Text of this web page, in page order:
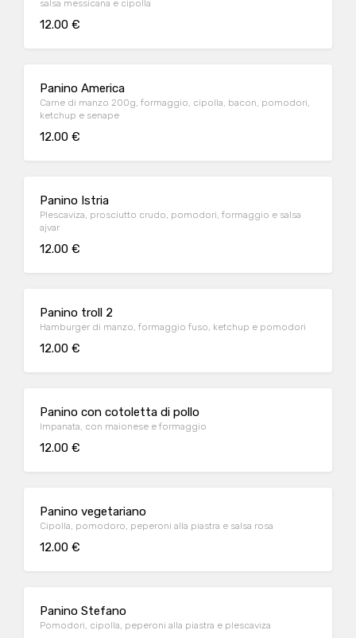
salsa messicana e cipolla
12.00 €
Panino America
Carne di manzo 200g, formaggio, cipolla, bacon, pomodori,
ketchup e senape
12.00 €
Panino Istria
Plescaviza, prosciutto crudo, pomodori, formaggio e salsa
ajvar
12.00 €
Panino troll 2
Hamburger di manzo, formaggio fuso, ketchup e pomodori
12.00 €
Panino con cotoletta di pollo
Impanata, con maionese e formaggio
12.00 €
Panino vegetariano
Cipolla, pomodoro, peperoni alla piastra e salsa rosa
12.00 €
Panino Stefano
Pomodori, cipolla, peperoni alla piastra e plescaviza